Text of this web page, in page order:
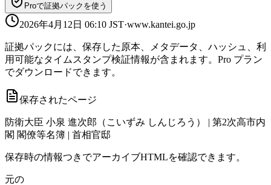
Proで証拠パックを使う
2026年4月12日 06:10 JST·www.kantei.go.jp
証拠パックには、保存した原本、メタデータ、ハッシュ、利
用可能なタイムスタンプ検証情報が含まれます。Pro プラン
でダウンロードできます。
保存されたページ
防衛大臣 小泉 進次郎（こいずみ しんじろう） | 第2次高市内
閣 閣僚等名簿 | 首相官邸
保存時の情報つきでアーカイブHTMLを確認できます。
元の